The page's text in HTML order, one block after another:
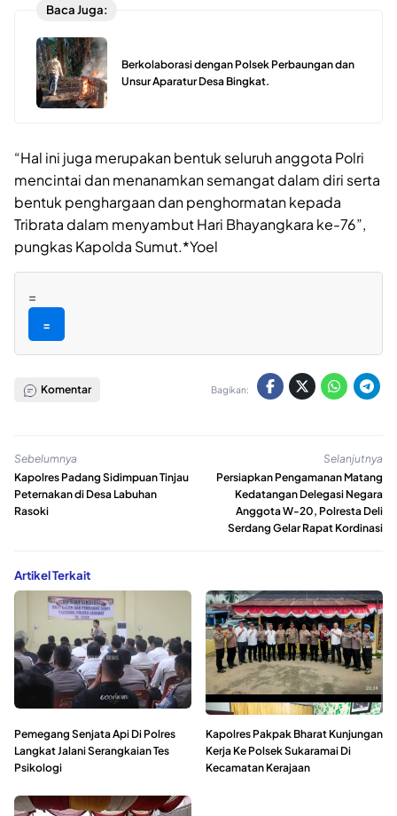
Baca Juga:
Berkolaborasi dengan Polsek Perbaungan dan
Unsur Aparatur Desa Bingkat.
“Hal ini juga merupakan bentuk seluruh anggota Polri
mencintai dan menanamkan semangat dalam diri serta
bentuk penghargaan dan penghormatan kepada
Tribrata dalam menyambut Hari Bhayangkara ke-76”,
pungkas Kapolda Sumut.*Yoel
=
=
Komentar Bagikan:
Sebelumnya
Kapolres Padang Sidimpuan Tinjau
Peternakan di Desa Labuhan
Rasoki
Selanjutnya
Persiapkan Pengamanan Matang
Kedatangan Delegasi Negara
Anggota W-20, Polresta Deli
Serdang Gelar Rapat Kordinasi
Artikel Terkait
Pemegang Senjata Api Di Polres
Langkat Jalani Serangkaian Tes
Psikologi
Kapolres Pakpak Bharat Kunjungan
Kerja Ke Polsek Sukaramai Di
Kecamatan Kerajaan